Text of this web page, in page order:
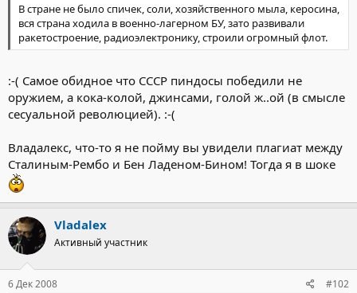
В стране не было спичек, соли, хозяйственного мыла, керосина,
вся страна ходила в военно-лагерном БУ, зато развивали
ракетостроение, радиоэлектронику, строили огромный флот.
:-( Самое обидное что СССР пиндосы победили не
оружием, а кока-колой, джинсами, голой ж..ой (в смысле
сесуальной революцией). :-(
Владалекс, что-то я не пойму вы увидели плагиат между
Сталиным-Рембо и Бен Ладеном-Бином! Тогда я в шоке
Vladalex
Активный участник
6 Дек 2008 #102